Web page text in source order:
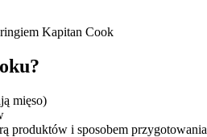
Kapitan Cook
mięso)
produktów i sposobem przygotowania